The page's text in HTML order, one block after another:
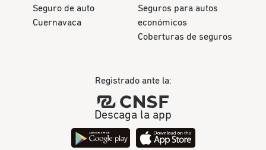
Seguro de auto
Cuernavaca
Seguros para autos
económicos
Coberturas de seguros
Registrado ante la:
Descaga la app